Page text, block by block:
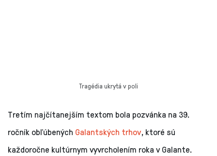
Tragédia ukrytá v poli
Tretím najčítanejším textom bola pozvánka na 39.
ročník obľúbených Galantských trhov, ktoré sú
každoročne kultúrnym vyvrcholením roka v Galante.